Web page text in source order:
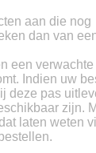
aan die
dan van
een
Indien uw
deze pas
zijn.
laten weten